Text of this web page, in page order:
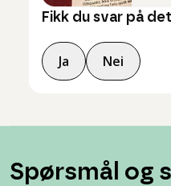
Fikk du svar på
Ja Nei
Spørsmål og